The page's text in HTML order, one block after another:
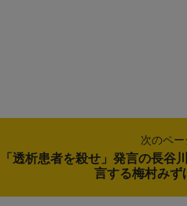
次のペー
「透析患者を殺せ」発言の長谷
言する梅村みず